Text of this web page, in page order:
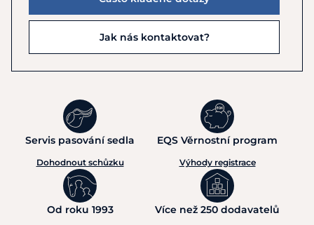
Jak nás kontaktovat?
Servis pasování sedla
Dohodnout schůzku
EQS Věrnostní program
Výhody registrace
Od roku 1993 Více než 250 dodavatelů